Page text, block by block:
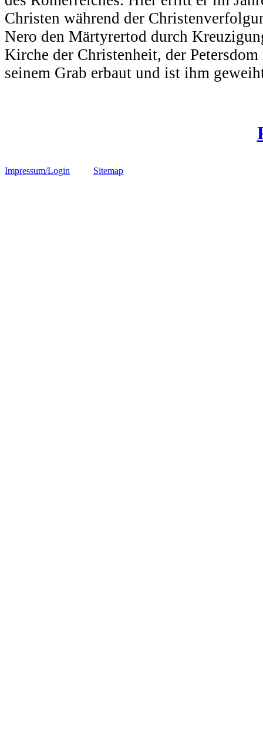
Christen während der
Nero den Märtyrertod durch
Kirche der Christenheit, der
seinem Grab erbaut und ist ihm
Impressum/Login Sitemap